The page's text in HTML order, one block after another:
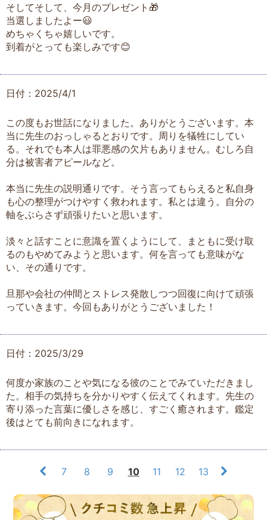
そしてそして、今月のプレゼント🎁
当選しましたよー😃
めちゃくちゃ嬉しいです。
到着がとっても楽しみです😊
日付：2025/4/1
この度もお世話になりました。ありがとうございます。本
当に先生のおっしゃるとおりです。周りを犠牲にしてい
る。それでも本人は罪悪感の欠片もありません。むしろ自
分は被害者アピールなど。
本当に先生の説明通りです。そう言ってもらえると私自身
も心の整理がつけやすく救われます。私とは違う。自分の
軸をぶらさず頑張りたいと思います。
淡々と話すことに意識を置くようにして、まともに受け取
るのもやめてみようと思います。何を言っても意味がな
い、その通りです。
旦那や会社の仲間とストレス発散しつつ回復に向けて頑張
っていきます。今回もありがとうございました！
日付：2025/3/29
何度か家族のことや気になる彼のことでみていただきまし
た。相手の気持ちを分かりやすく伝えてくれます。先生の
寄り添った言葉に優しさを感じ、すごく癒されます。鑑定
後はとても前向きになれます。
7 8 9 10 11 12 13